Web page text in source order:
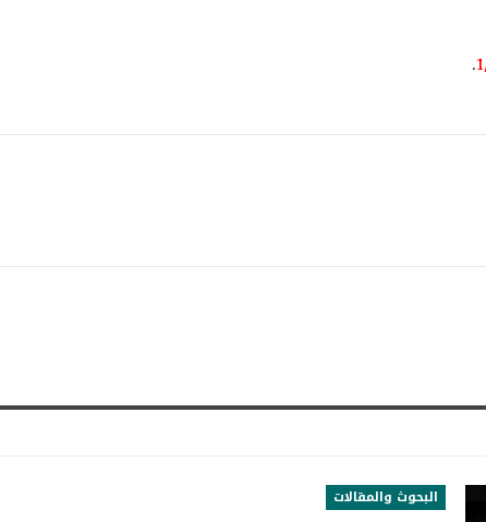
.
البحوث والمقالات